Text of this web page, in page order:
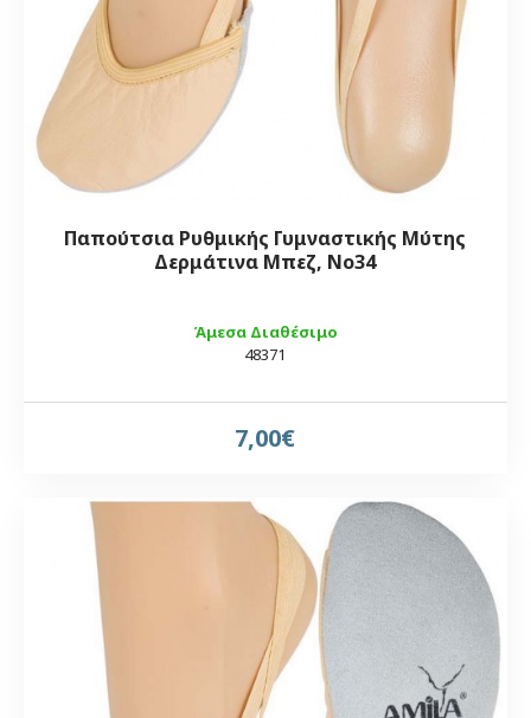
Άμεσα Διαθέσιμο
48371
Παπούτσια Ρυθμικής Γυμναστικής Μύτης
Δερμάτινα Μπεζ, Νο34
7,00€